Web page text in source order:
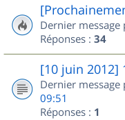
Dernier message
Réponses : 34
[10 juin 2012]
Dernier message
09:51
Réponses : 1